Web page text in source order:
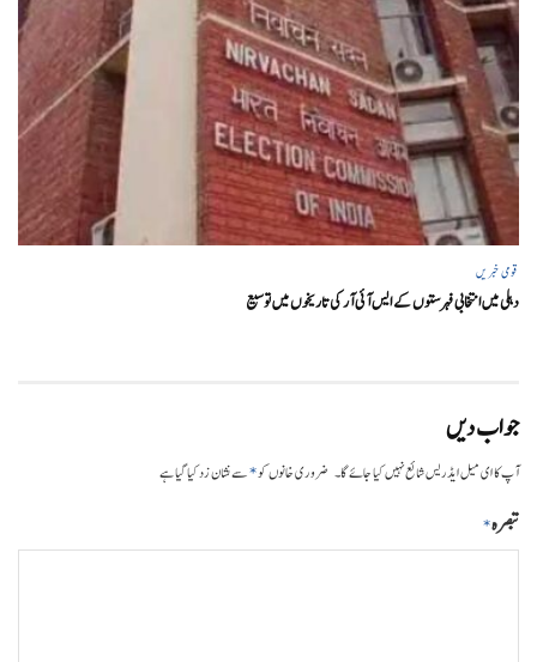
قومی خبریں
دہلی میں انتخابی فہرستوں کے ایس آئی آر کی تاریخوں میں توسیع
جواب دیں
آپ کا ای میل ایڈریس شائع نہیں کیا جائے گا۔ ضروری خانوں کو*سے نشان زد کیا گیا ہے
تبصرہ*